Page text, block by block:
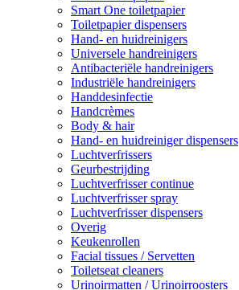
Smart One toiletpapier
Toiletpapier dispensers
Hand- en huidreinigers
Universele handreinigers
Antibacteriële handreinigers
Industriële handreinigers
Handdesinfectie
Handcrèmes
Body & hair
Hand- en huidreiniger dispensers
Luchtverfrissers
Geurbestrijding
Luchtverfrisser continue
Luchtverfrisser spray
Luchtverfrisser dispensers
Overig
Keukenrollen
Facial tissues / Servetten
Toiletseat cleaners
Urinoirmatten / Urinoirroosters